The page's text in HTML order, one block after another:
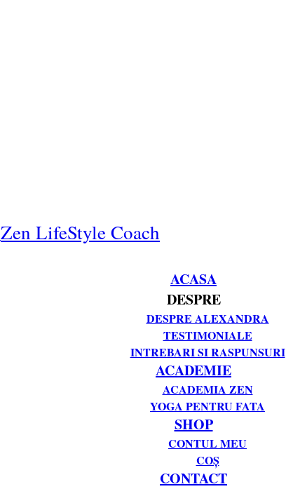
Zen LifeStyle Coach
ACASA
DESPRE
DESPRE ALEXANDRA
TESTIMONIALE
INTREBARI SI RASPUNSURI
ACADEMIE
ACADEMIA ZEN
YOGA PENTRU FATA
SHOP
CONTUL MEU
COȘ
CONTACT